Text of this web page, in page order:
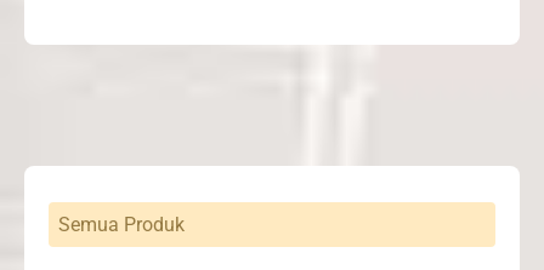
Semua Produk